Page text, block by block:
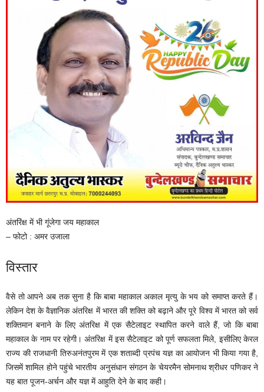
अंतरिंक्ष में भी गूंजेगा जय महाकाल
– फोटो : अमर उजाला
विस्तार
वैसे तो आपने अब तक सुना है कि बाबा महाकाल अकाल मृत्यु के भय को समाप्त करते हैं।
लेकिन देश के वैज्ञानिक अंतरिक्ष में भारत की शक्ति को बढ़ाने और पूरे विश्व में भारत को सर्व
शक्तिमान बनाने के लिए अंतरिक्ष में एक सैटेलाइट स्थापित करने वाले हैं, जो कि बाबा
महाकाल के नाम पर रहेगी। अंतरिक्ष में इस सैटेलाइट को पूर्ण सफलता मिले, इसीलिए केरल
राज्य की राजधानी तिरुअनंतपुरम में एक शताब्दी प्रपंच यज्ञ का आयोजन भी किया गया है,
जिसमें शामिल होने पहुंचे भारतीय अनुसंधान संगठन के चेयरमैन सोमनाथ श्रीधर पणिकर ने
यह बात पूजन-अर्चन और यज्ञ में आहुति देने के बाद कही।